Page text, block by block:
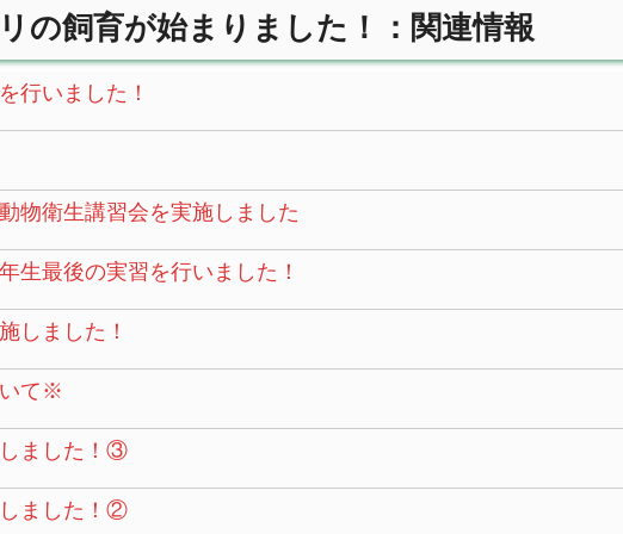
の飼育が始まりました！：関連情報
行いました！
物衛生講習会を実施しました
生最後の実習を行いました！
しました！
て※
ました！③
ました！②